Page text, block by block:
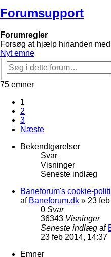
Forumsupport
Forumregler
Forsøg at hjælp hinanden
Nyt emne
75 emner
1
2
3
Næste
Bekendtgørelser
Svar
Visninger
Seneste indlæg
Baneforum's cookie-
af Baneforum.dk » 23
0 Svar
36343 Visninger
Seneste indlæg af
23 feb 2014, 14:37
Emner